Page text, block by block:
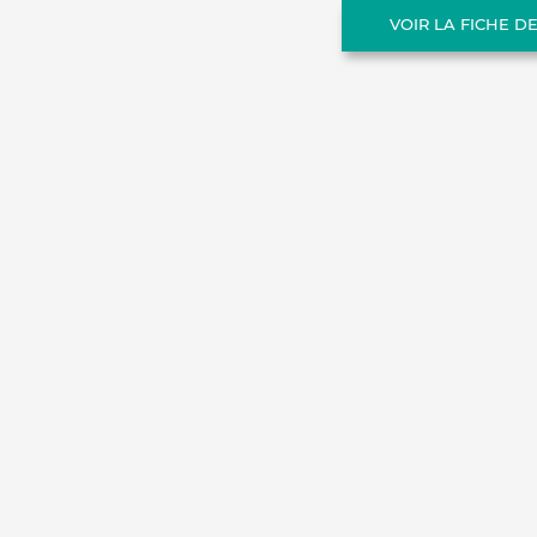
VOIR LA FICHE